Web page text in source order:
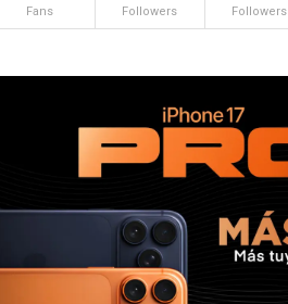
Fans Followers Followers